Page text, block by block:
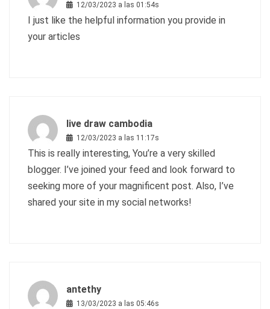
12/03/2023 a las 01:54s
I just like the helpful information you provide in
your articles
live draw cambodia
12/03/2023 a las 11:17s
This is really interesting, You’re a very skilled
blogger. I’ve joined your feed and look forward to
seeking more of your magnificent post. Also, I’ve
shared your site in my social networks!
antethy
13/03/2023 a las 05:46s